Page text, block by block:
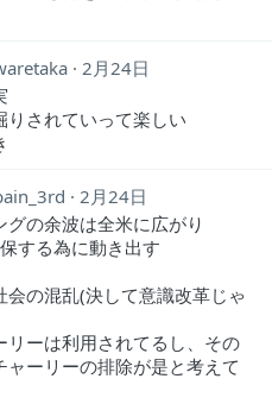
2月24日
りされていって楽しい
2月24日
の余波は全米に広がり
する為に動き出す
の混乱(決して意識改革じゃ
リーは利用されてるし、その
ーリーの排除が是と考えて